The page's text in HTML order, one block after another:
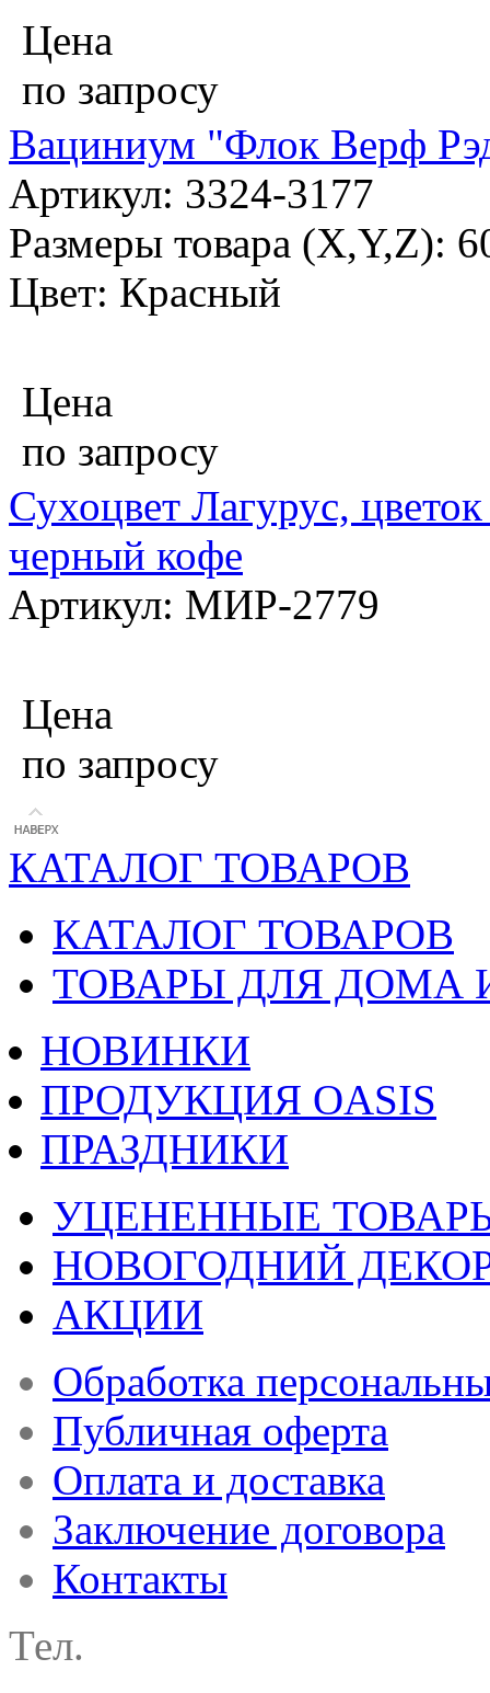
Цена
по запросу
Вациниум "Флок Верф
Артикул: 3324-3177
Размеры товара (X,Y,Z):
Цвет: Красный
Цена
по запросу
Сухоцвет Лагурус,
черный кофе
Артикул: МИР-2779
Цена
по запросу
КАТАЛОГ ТОВАРОВ
КАТАЛОГ ТОВАРОВ
ТОВАРЫ ДЛЯ ДОМА
НОВИНКИ
ПРОДУКЦИЯ OASIS
ПРАЗДНИКИ
УЦЕНЕННЫЕ
НОВОГОДНИЙ
АКЦИИ
Обработка
Публичная оферта
Оплата и доставка
Заключение договора
Контакты
Тел.